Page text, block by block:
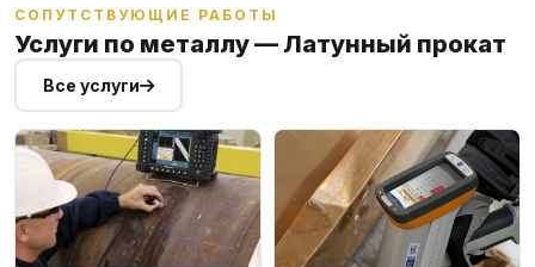
СОПУТСТВУЮЩИЕ РАБОТЫ
Услуги по металлу — Латунный прокат
Все услуги